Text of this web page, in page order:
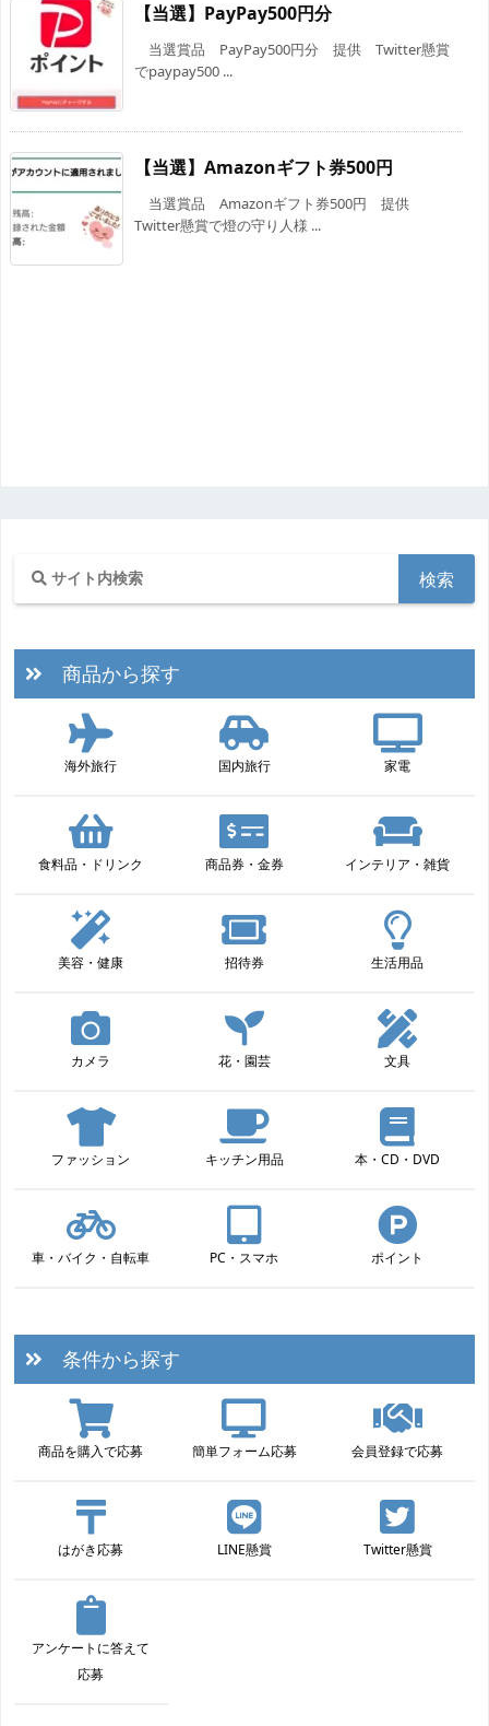
【当選】PayPay500円分
当選賞品 PayPay500円分 提供 Twitter懸賞
でpaypay500 ...
【当選】Amazonギフト券500円
当選賞品 Amazonギフト券500円 提供
Twitter懸賞で燈の守り人様 ...
商品から探す
海外旅行 国内旅行 家電
食料品・ドリンク 商品券・金券 インテリア・雑貨
美容・健康 招待券 生活用品
カメラ 花・園芸 文具
ファッション キッチン用品 本・CD・DVD
車・バイク・自転車 PC・スマホ ポイント
条件から探す
商品を購入で応募 簡単フォーム応募 会員登録で応募
はがき応募 LINE懸賞 Twitter懸賞
アンケートに答えて
応募